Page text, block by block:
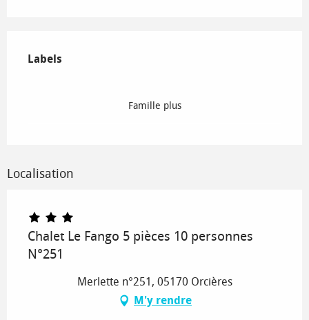
Labels
Labels
Famille plus
Localisation
Chalet Le Fango 5 pièces 10 personnes
N°251
Merlette n°251, 05170 Orcières
M'y rendre